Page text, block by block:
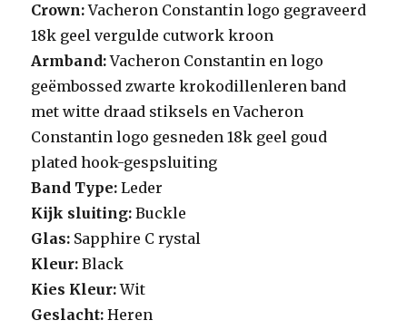
Crown: Vacheron Constantin logo gegraveerd
18k geel vergulde cutwork kroon
Armband: Vacheron Constantin en logo
geëmbossed zwarte krokodillenleren band
met witte draad stiksels en Vacheron
Constantin logo gesneden 18k geel goud
plated hook-gespsluiting
Band Type: Leder
Kijk sluiting: Buckle
Glas: Sapphire C rystal
Kleur: Black
Kies Kleur: Wit
Geslacht: Heren